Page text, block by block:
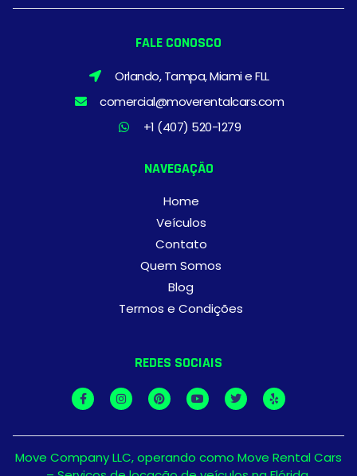
FALE CONOSCO
Orlando, Tampa, Miami e FLL
comercial@moverentalcars.com
+1 (407) 520-1279
NAVEGAÇÃO
Home
Veículos
Contato
Quem Somos
Blog
Termos e Condições
REDES SOCIAIS
Move Company LLC, operando como Move Rental Cars